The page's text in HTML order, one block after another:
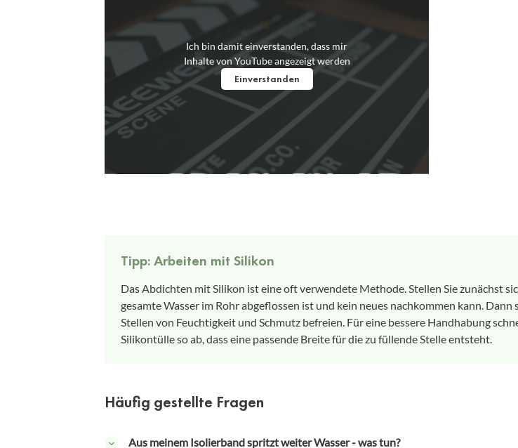
Ich bin damit einverstanden, dass mir
Inhalte von YouTube angezeigt werden
Einverstanden
Tipp: Arbeiten mit Silikon
Das Abdichten mit Silikon ist eine oft verwendete Methode. Stellen Sie zunächst
gesamte Wasser im Rohr abgeflossen ist und kein neues nachkommen kann. Dann
Stellen von Feuchtigkeit und Schmutz befreien. Für eine bessere Handhabung
Silikontülle so ab, dass eine passende Breite für die zu füllende Stelle entsteht.
Häufig gestellte Fragen
Aus meinem Isolierband spritzt weiter Wasser - was tun?